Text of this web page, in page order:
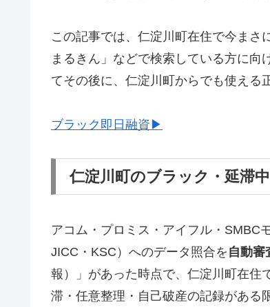
この記事では、仁淀川町在住で今まさ
まるきん」などで検索している方に向
てその後に、仁淀川町からでも使える
ブラック即日融資▶
仁淀川町のブラック・延滞
アコム・プロミス・アイフル・SMBC
JICC・KSC）へのデータ照合を 自動審
報）」があった時点で、仁淀川町在住
滞・任意整理・自己破産の記録がある